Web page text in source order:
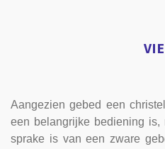
Aangezien gebed een
een belangrijke bediening
sprake is van een zware